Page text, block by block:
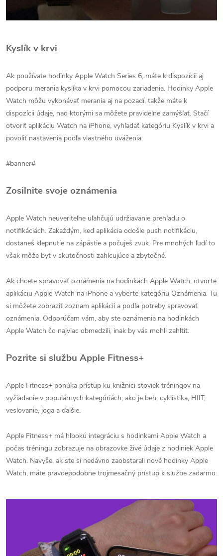
Kyslík v krvi
Ak používate hodinky Apple Watch Series 6, máte k dispozícii aj
podporu merania kyslíka v krvi pomocou zariadenia. Hodinky Apple
Watch môžu vykonávať merania aj na pozadí, takže máte k
dispozícii údaje, nad ktorými sa môžete pravidelne zamýšľať. Stačí
otvoriť aplikáciu Watch na iPhone, vyhľadať kategóriu Kyslík v krvi a
povoliť nastavenia podľa vlastného uváženia.
#banner#
Zosilnite svoje oznámenia
Apple Watch neuveriteľne uľahčujú udržiavanie prehľadu o
notifikáciách. Zakaždým, keď aplikácia odošle push notifikáciu,
dostaneš klepnutie na zápästie a počuješ zvuk. Pre mnohých ľudí to
však môže byť v skutočnosti zahlcujúce a zbytočné.
Ak chcete spravovať oznámenia na hodinkách Apple Watch, otvorte
aplikáciu Apple Watch na iPhone a vyberte kategóriu Oznámenia. Tu
si môžete zobraziť zoznam aplikácií a podľa potreby spravovať
oznámenia. Odporúčam vám, aby ste oznámenia na hodinkách
Apple Watch čo najviac obmedzili, inak by vás mohli zahltiť.
Pozrite si službu Apple Fitness+
Apple Fitness+ ponúka prístup ku knižnici stoviek tréningov na
vyžiadanie v populárnych kategóriách, ako je beh, cyklistika, HIIT,
veslovanie, joga a ďalšie.
Apple Fitness+ má hlbokú integráciu s hodinkami Apple Watch a
počas tréningu zobrazuje na obrazovke živé údaje z hodiniek Apple
Watch. Navyše, ak ste si nedávno zaobstarali nové hodinky Apple
Watch, máte pravdepodobne trojmesačný prístup k službe zadarmo.